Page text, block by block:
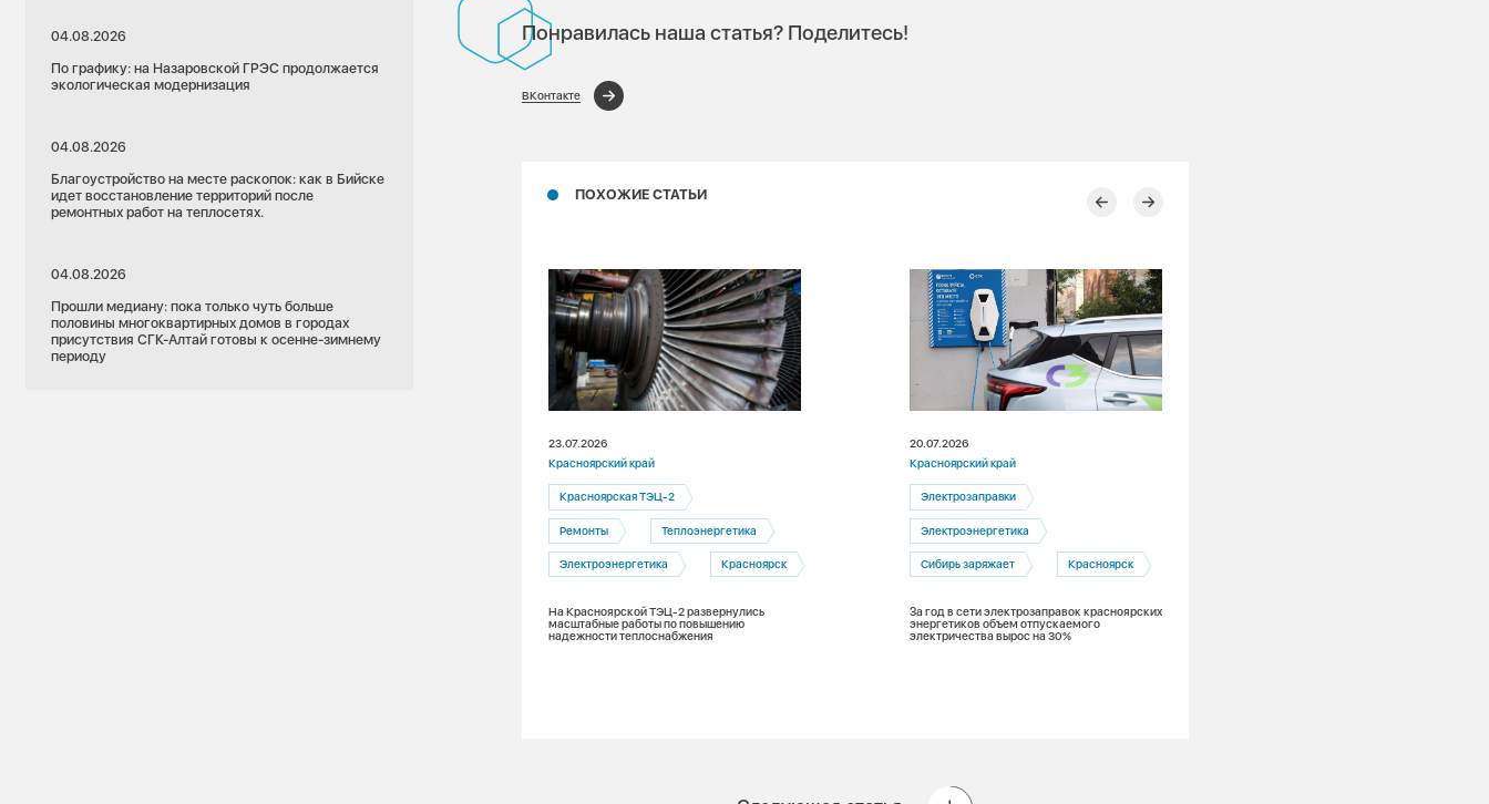
04.08.2026
По графику: на Назаровской ГРЭС продолжается
экологическая модернизация
04.08.2026
Благоустройство на месте раскопок: как в Бийске
идет восстановление территорий после
ремонтных работ на теплосетях.
04.08.2026
Прошли медиану: пока только чуть больше
половины многоквартирных домов в городах
присутствия СГК-Алтай готовы к осенне-зимнему
периоду
Понравилась наша статья? Поделитесь!
ВКонтакте
ПОХОЖИЕ СТАТЬИ
23.07.2026
Красноярский край
Красноярская ТЭЦ-2
Ремонты Теплоэнергетика
Электроэнергетика Красноярск
На Красноярской ТЭЦ-2 развернулись
масштабные работы по повышению
надежности теплоснабжения
20.07.2026
Красноярский край
Электрозаправки
Электроэнергетика
Сибирь заряжает Красноярск
За год в сети электрозаправок красноярских
энергетиков объем отпускаемого
электричества вырос на 30%